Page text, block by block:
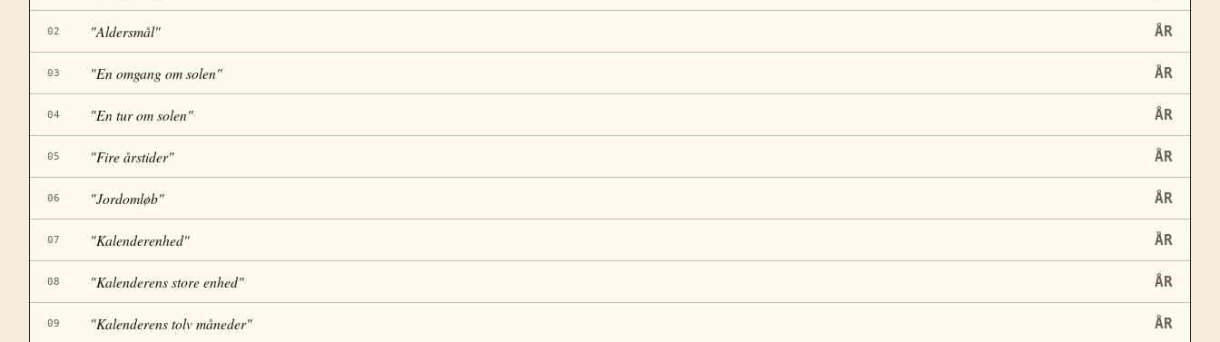
02 "Aldersmål" ÅR
03 "En omgang om solen" ÅR
04 "En tur om solen" ÅR
05 "Fire årstider" ÅR
06 "Jordomløb" ÅR
07 "Kalenderenhed" ÅR
08 "Kalenderens store enhed" ÅR
09 "Kalenderens tolv måneder" ÅR